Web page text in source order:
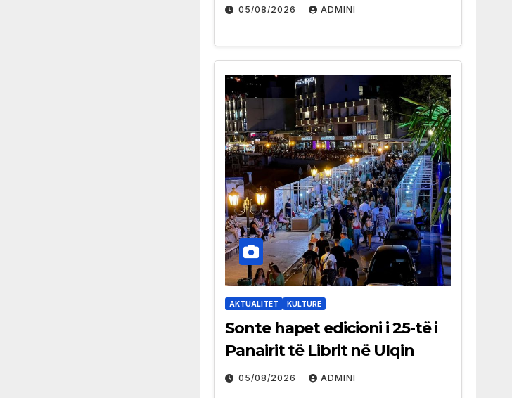
05/08/2026 ADMINI
AKTUALITET KULTURË
Sonte hapet edicioni i 25-të i
Panairit të Librit në Ulqin
05/08/2026 ADMINI